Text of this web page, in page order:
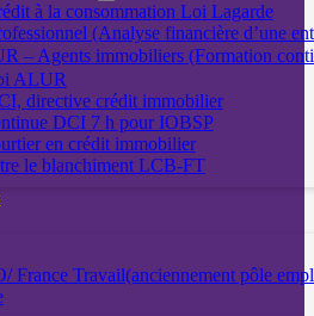
à la consommation Loi Lagarde
(Analyse financière d’une
– Agents immobiliers (Formation
ALUR
directive crédit immobilier
DCI 7 h pour IOBSP
en crédit immobilier
le blanchiment LCB-FT
France Travail(anciennement pôle